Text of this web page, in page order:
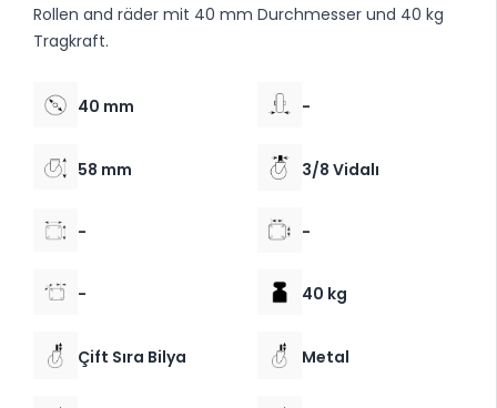
Rollen and räder mit 40 mm Durchmesser und 40 kg
Tragkraft.
40 mm -
58 mm 3/8 Vidalı
- -
- 40 kg
Çift Sıra Bilya Metal